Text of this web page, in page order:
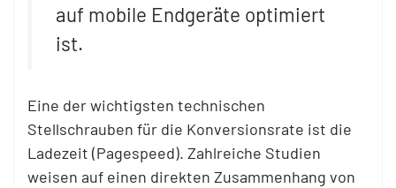
auf mobile Endgeräte optimiert
ist.
Eine der wichtigsten technischen
Stellschrauben für die Konversionsrate ist die
Ladezeit (Pagespeed). Zahlreiche Studien
weisen auf einen direkten Zusammenhang von